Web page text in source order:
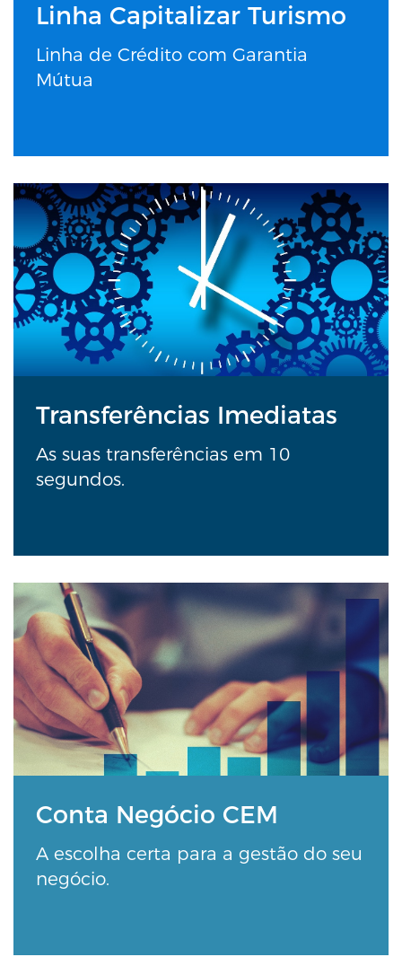
Linha Capitalizar Turismo
Linha de Crédito com Garantia
Mútua
Transferências Imediatas
As suas transferências em 10
segundos.
Conta Negócio CEM
A escolha certa para a gestão do seu
negócio.